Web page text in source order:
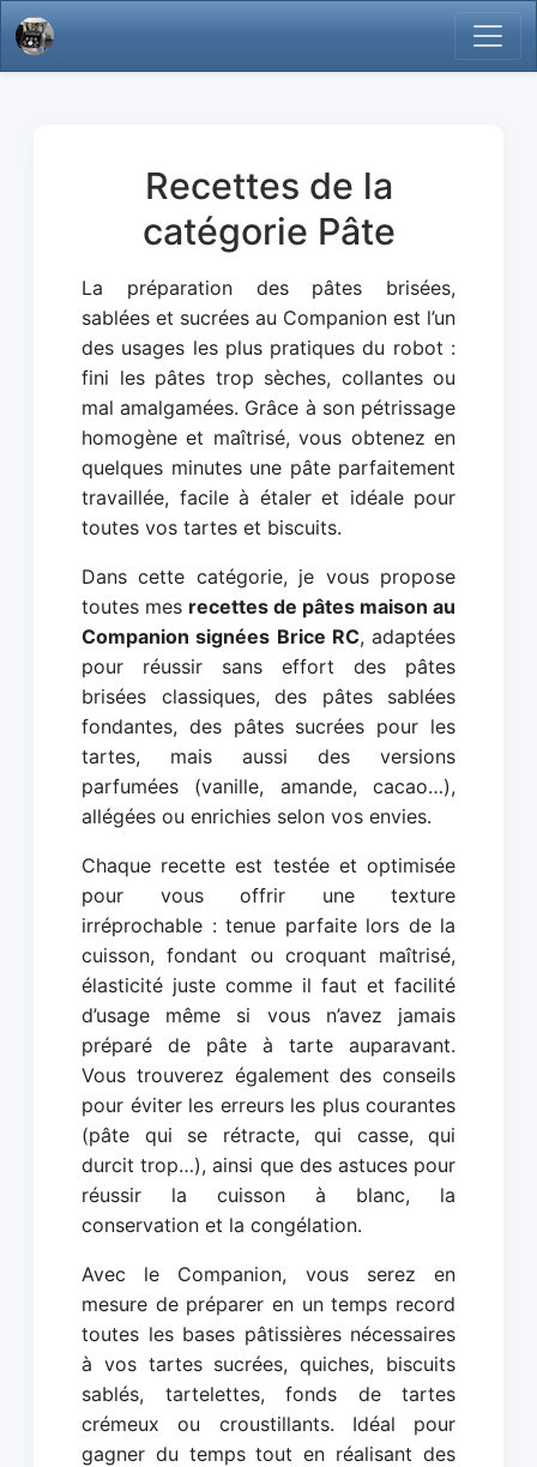
Recettes de la
catégorie Pâte
La préparation des pâtes brisées,
sablées et sucrées au Companion est l’un
des usages les plus pratiques du robot :
fini les pâtes trop sèches, collantes ou
mal amalgamées. Grâce à son pétrissage
homogène et maîtrisé, vous obtenez en
quelques minutes une pâte parfaitement
travaillée, facile à étaler et idéale pour
toutes vos tartes et biscuits.
Dans cette catégorie, je vous propose
toutes mes recettes de pâtes maison au
Companion signées Brice RC, adaptées
pour réussir sans effort des pâtes
brisées classiques, des pâtes sablées
fondantes, des pâtes sucrées pour les
tartes, mais aussi des versions
parfumées (vanille, amande, cacao…),
allégées ou enrichies selon vos envies.
Chaque recette est testée et optimisée
pour vous offrir une texture
irréprochable : tenue parfaite lors de la
cuisson, fondant ou croquant maîtrisé,
élasticité juste comme il faut et facilité
d’usage même si vous n’avez jamais
préparé de pâte à tarte auparavant.
Vous trouverez également des conseils
pour éviter les erreurs les plus courantes
(pâte qui se rétracte, qui casse, qui
durcit trop…), ainsi que des astuces pour
réussir la cuisson à blanc, la
conservation et la congélation.
Avec le Companion, vous serez en
mesure de préparer en un temps record
toutes les bases pâtissières nécessaires
à vos tartes sucrées, quiches, biscuits
sablés, tartelettes, fonds de tartes
crémeux ou croustillants. Idéal pour
gagner du temps tout en réalisant des